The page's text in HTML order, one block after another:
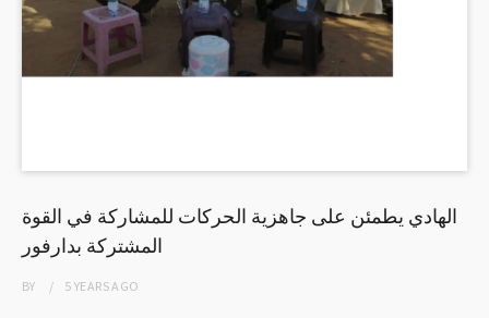
الهادي يطمئن على جاهزية الحركات للمشاركة في القوة
المشتركة بدارفور
BY 5 YEARSAGO